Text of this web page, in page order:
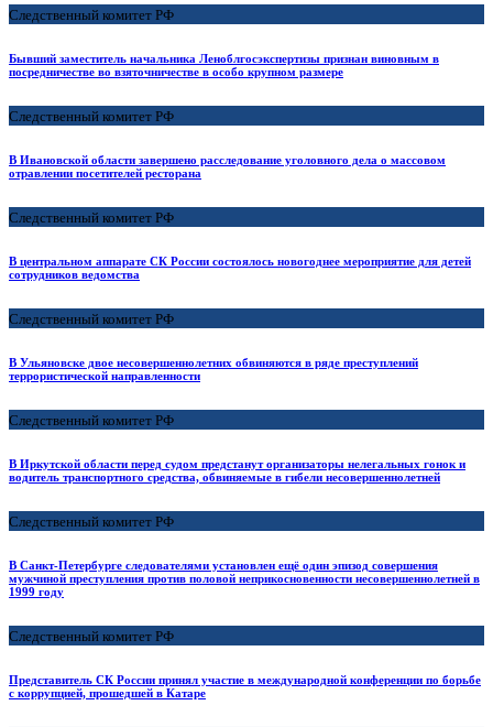
Следственный комитет РФ
Бывший заместитель начальника Леноблгосэкспертизы признан виновным в
посредничестве во взяточничестве в особо крупном размере
Следственный комитет РФ
В Ивановской области завершено расследование уголовного дела о массовом
отравлении посетителей ресторана
Следственный комитет РФ
В центральном аппарате СК России состоялось новогоднее мероприятие для детей
сотрудников ведомства
Следственный комитет РФ
В Ульяновске двое несовершеннолетних обвиняются в ряде преступлений
террористической направленности
Следственный комитет РФ
В Иркутской области перед судом предстанут организаторы нелегальных гонок и
водитель транспортного средства, обвиняемые в гибели несовершеннолетней
Следственный комитет РФ
В Санкт-Петербурге следователями установлен ещё один эпизод совершения
мужчиной преступления против половой неприкосновенности несовершеннолетней в
1999 году
Следственный комитет РФ
Представитель СК России принял участие в международной конференции по борьбе
с коррупцией, прошедшей в Катаре